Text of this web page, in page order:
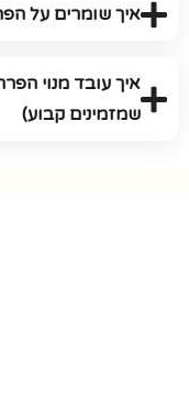
איך שומרים על
איך עובד מנוי
שמזמינים קבוע)